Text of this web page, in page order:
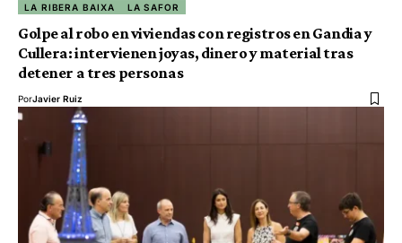
LA RIBERA BAIXA LA SAFOR
Golpe al robo en viviendas con registros en Gandia y
Cullera: intervienen joyas, dinero y material tras
detener a tres personas
PorJavier Ruiz